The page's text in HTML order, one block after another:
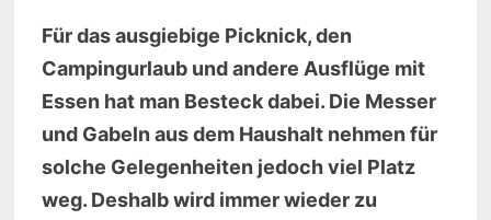
Für das ausgiebige Picknick, den
Campingurlaub und andere Ausflüge mit
Essen hat man Besteck dabei. Die Messer
und Gabeln aus dem Haushalt nehmen für
solche Gelegenheiten jedoch viel Platz
weg. Deshalb wird immer wieder zu